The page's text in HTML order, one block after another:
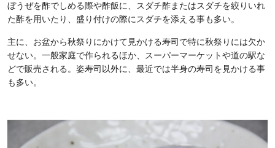
ぼうぜを酢でしめる際や酢飯に、スダチ酢またはスダチを絞りいれ
た酢を用いたり、盛り付けの際にスダチを添える事も多い。
主に、お盆から秋祭りにかけて見かける寿司で特に秋祭りには欠か
せない。一般家庭で作られるほか、スーパーマーケットや道の駅な
どで販売される。姿寿司以外に、最近では半身の寿司を見かける事
も多い。